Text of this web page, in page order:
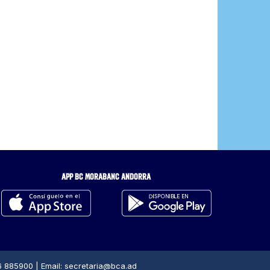
APP BC MORABANC ANDORRA
| Email: secretaria@bca.ad